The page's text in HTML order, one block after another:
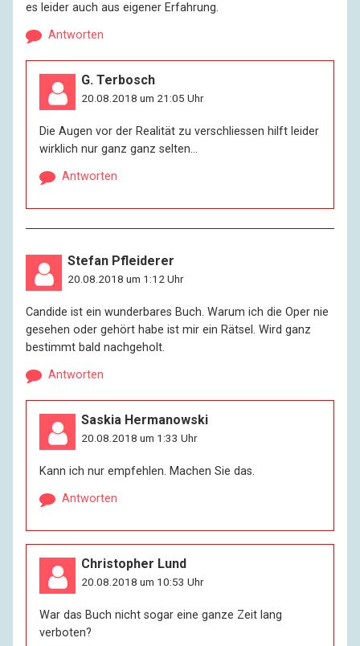
es leider auch aus eigener Erfahrung.
Antworten
G. Terbosch
20.08.2018 um 21:05 Uhr
Die Augen vor der Realität zu verschliessen hilft leider
wirklich nur ganz ganz selten…
Antworten
Stefan Pfleiderer
20.08.2018 um 1:12 Uhr
Candide ist ein wunderbares Buch. Warum ich die Oper nie
gesehen oder gehört habe ist mir ein Rätsel. Wird ganz
bestimmt bald nachgeholt.
Antworten
Saskia Hermanowski
20.08.2018 um 1:33 Uhr
Kann ich nur empfehlen. Machen Sie das.
Antworten
Christopher Lund
20.08.2018 um 10:53 Uhr
War das Buch nicht sogar eine ganze Zeit lang
verboten?